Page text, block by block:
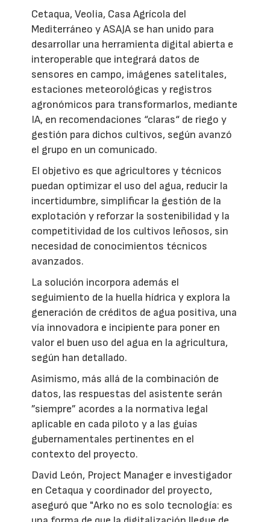
Cetaqua, Veolia, Casa Agrícola del
Mediterráneo y ASAJA se han unido para
desarrollar una herramienta digital abierta e
interoperable que integrará datos de
sensores en campo, imágenes satelitales,
estaciones meteorológicas y registros
agronómicos para transformarlos, mediante
IA, en recomendaciones “claras“ de riego y
gestión para dichos cultivos, según avanzó
el grupo en un comunicado.
El objetivo es que agricultores y técnicos
puedan optimizar el uso del agua, reducir la
incertidumbre, simplificar la gestión de la
explotación y reforzar la sostenibilidad y la
competitividad de los cultivos leñosos, sin
necesidad de conocimientos técnicos
avanzados.
La solución incorpora además el
seguimiento de la huella hídrica y explora la
generación de créditos de agua positiva, una
vía innovadora e incipiente para poner en
valor el buen uso del agua en la agricultura,
según han detallado.
Asimismo, más allá de la combinación de
datos, las respuestas del asistente serán
”siempre” acordes a la normativa legal
aplicable en cada piloto y a las guías
gubernamentales pertinentes en el
contexto del proyecto.
David León, Project Manager e investigador
en Cetaqua y coordinador del proyecto,
aseguró que "Arko no es solo tecnología: es